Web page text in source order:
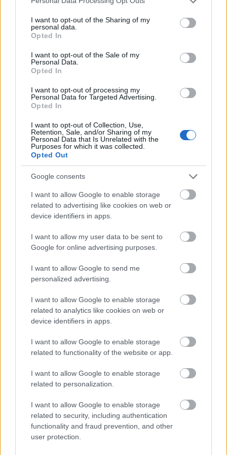
not limited to your visit or usage behaviour. You may click to
grant or deny consent to Google and its third-party tags to
use your data for below specified purposes in below Google
consent section.
I want to opt-out of the Sharing of my
personal data.
Opted In
I want to opt-out of the Sale of my
Personal Data.
Opted In
I want to opt-out of processing my
Personal Data for Targeted Advertising.
Opted In
I want to opt-out of Collection, Use,
Retention, Sale, and/or Sharing of my
Personal Data that Is Unrelated with the
Purposes for which it was collected.
Opted Out
Google consents
I want to allow Google to enable storage
related to advertising like cookies on web or
device identifiers in apps.
I want to allow my user data to be sent to
Google for online advertising purposes.
I want to allow Google to send me
personalized advertising.
I want to allow Google to enable storage
related to analytics like cookies on web or
device identifiers in apps.
I want to allow Google to enable storage
related to functionality of the website or app.
I want to allow Google to enable storage
related to personalization.
I want to allow Google to enable storage
related to security, including authentication
functionality and fraud prevention, and other
user protection.
Ezt követően alaposan kiforraltam.
Egy jó negyed
órát állni hagytam, hogy az ízek összeérjenek.
kaprot csíptem rá, s
Tálaltam e régi étket,
A fazék így kiürült,
s a tésztáslány már el is terült. :)